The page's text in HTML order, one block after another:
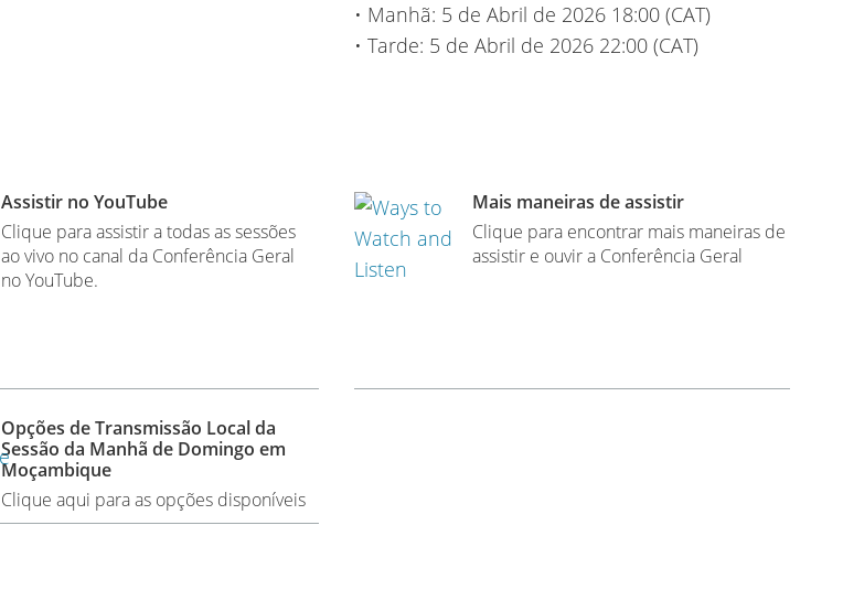
• Manhã: 5 de Abril de 2026 18:00 (CAT)
• Tarde: 5 de Abril de 2026 22:00 (CAT)
Assistir no YouTube
Clique para assistir a todas as sessões
ao vivo no canal da Conferência Geral
no YouTube.
Mais maneiras de assistir
Clique para encontrar mais maneiras de
assistir e ouvir a Conferência Geral
Opções de Transmissão Local da
Sessão da Manhã de Domingo em
Moçambique
Clique aqui para as opções disponíveis